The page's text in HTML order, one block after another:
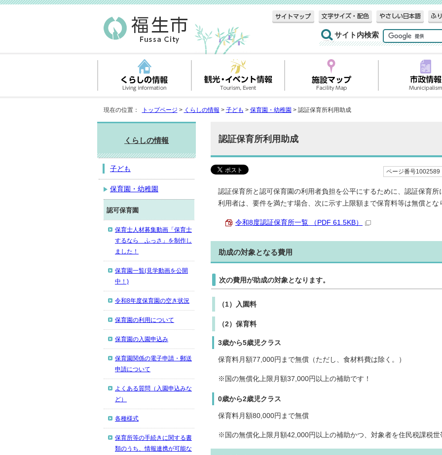
サイト内検索
現在の位置： トップページ > くらしの情報 > 子ども > 保育園・幼稚園 > 認証保育所利用助成
認証保育所利用助成
ページ番号1002589
認証保育所と認可保育園の利用者負担を公平にするために、認証保育所
利用者は、要件を満たす場合、次に示す上限額まで保育料等は無償とな
令和8度認証保育所一覧 （PDF 61.5KB）
助成の対象となる費用
次の費用が助成の対象となります。
（1）入園料
（2）保育料
3歳から5歳児クラス
保育料月額77,000円まで無償（ただし、食材料費は除く。）
※国の無償化上限月額37,000円以上の補助です！
0歳から2歳児クラス
保育料月額80,000円まで無償
※国の無償化上限月額42,000円以上の補助かつ、対象者を住民税課税世
くらしの情報
子ども
保育園・幼稚園
認可保育園
保育士人材募集動画「保育士
するなら ふっさ」を制作し
ました！
保育園一覧(見学動画を公開
中！)
令和8年度保育園の空き状況
保育園の利用について
保育園の入園申込み
保育園関係の電子申請・郵送
申請について
よくある質問（入園申込みな
ど）
各種様式
保育所等の手続きに関する書
類のうち、情報連携が可能な